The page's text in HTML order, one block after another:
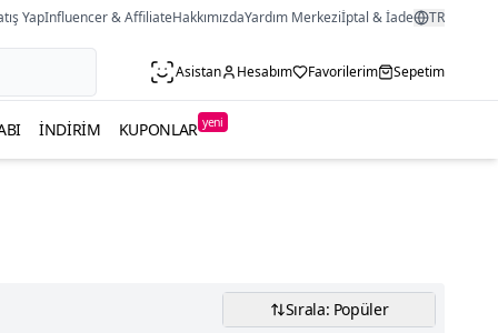
YapInfluencer & AffiliateHakkımızdaYardım Merkeziİptal & İade TR
Asistan Hesabım Favorilerim Sepetim
İNDIRIM KUPONLAR yeni
Sırala: Popüler